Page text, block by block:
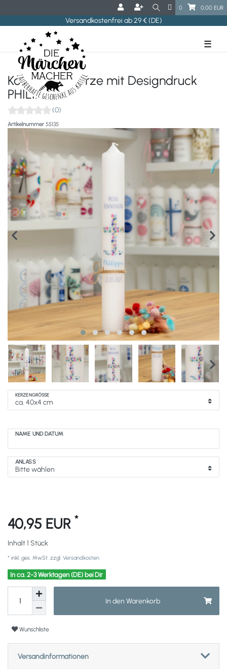
0 0,00 EUR
Versandkostenfrei ab 29 € (DE)
☰
Kommunionkerze mit Designdruck
PHILIPPA
(0)
Artikelnummer 55135
KERZENGRÖSSE
NAME UND DATUM
ANLASS
40,95 EUR *
Inhalt1 Stück
* inkl. ges. MwSt. zzgl. Versandkosten
In ca. 2-3 Werktagen (DE) bei Dir
In den Warenkorb
Wunschliste
Versandinformationen